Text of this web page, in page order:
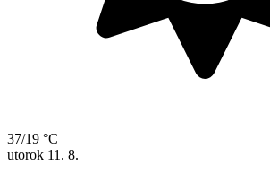
37/19 °C
utorok 11. 8.